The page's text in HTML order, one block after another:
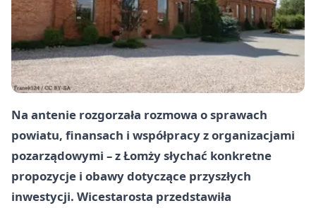
Na antenie rozgorzała rozmowa o sprawach
powiatu, finansach i współpracy z organizacjami
pozarządowymi – z Łomży słychać konkretne
propozycje i obawy dotyczące przyszłych
inwestycji. Wicestarosta przedstawiła